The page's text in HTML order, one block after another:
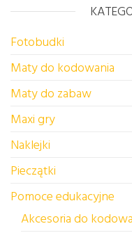
Fotobudki
Maty do kodowania
Maty do zabaw
Maxi gry
Naklejki
Pieczątki
Pomoce edukacyjne
Akcesoria do